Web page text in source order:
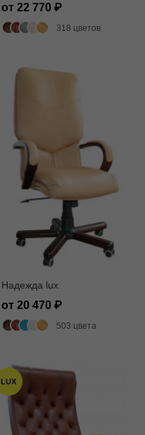
от 22 770
318 цветов
Надежда lux
от 20 470
503 цвета
LUX